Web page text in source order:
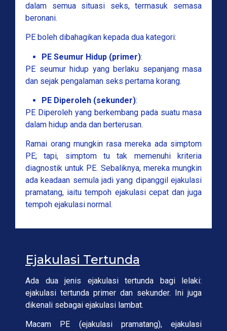
dalam semua situasi seks, termasuk semasa
beronani.
PE boleh dibahagikan kepada dua kategori:
PE Seumur Hidup (primer):
PE seumur hidup yang berlaku sepanjang masa
dan sejak pengalaman seks pertama korang.
PE Diperoleh (sekunder):
PE Diperoleh yang berkembang pada suatu masa
dalam hidup anda dan berterusan.
Ramai orang mungkin rasa mereka ada simptom
PE; tapi, simptom tu tak memenuhi kriteria
diagnostik untuk PE. Sebaliknya, mereka mungkin
ada keadaan semula jadi yang dipanggil ejakulasi
pramatang, iaitu tempoh ejakulasi cepat dan juga
tempoh ejakulasi normal.
Ejakulasi Tertunda
Ada dua jenis ejakulasi tertunda bagi lelaki:
ejakulasi tertunda primer dan sekunder. Ini juga
dikenali sebagai ejakulasi lambat.
Macam PE (ejakulasi pramatang), ejakulasi